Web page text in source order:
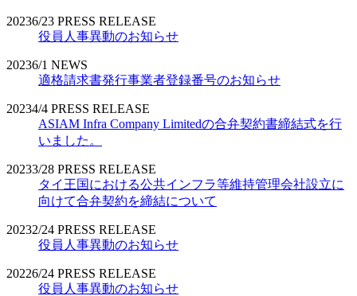
20236/23 PRESS RELEASE
役員人事異動のお知らせ
20236/1 NEWS
適格請求書発行事業者登録番号のお知らせ
20234/4 PRESS RELEASE
ASIAM Infra Company Limitedの合弁契約書締結式を行
いました。
20233/28 PRESS RELEASE
タイ王国における公共インフラ等維持管理会社設立に
向けて合弁契約を締結について
20232/24 PRESS RELEASE
役員人事異動のお知らせ
20226/24 PRESS RELEASE
役員人事異動のお知らせ